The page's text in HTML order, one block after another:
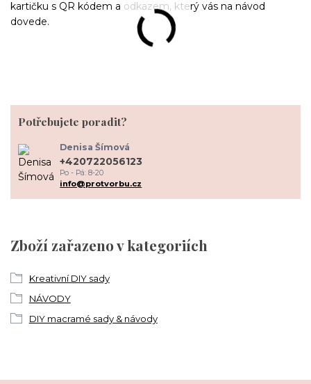
kartičku s QR kódem a odkazem, který vás na návod
dovede.
Zboží zařazeno v kategoriích
Kreativní DIY sady
NÁVODY
DIY macramé sady & návody
Potřebujete poradit?
Denisa Šímová
+420722056123
Po - Pá: 8-20
info@protvorbu.cz